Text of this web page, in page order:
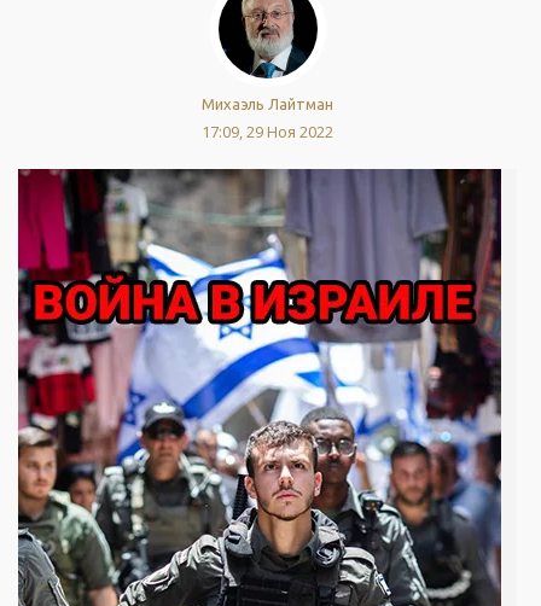
Михаэль Лайтман
17:09, 29 Ноя 2022